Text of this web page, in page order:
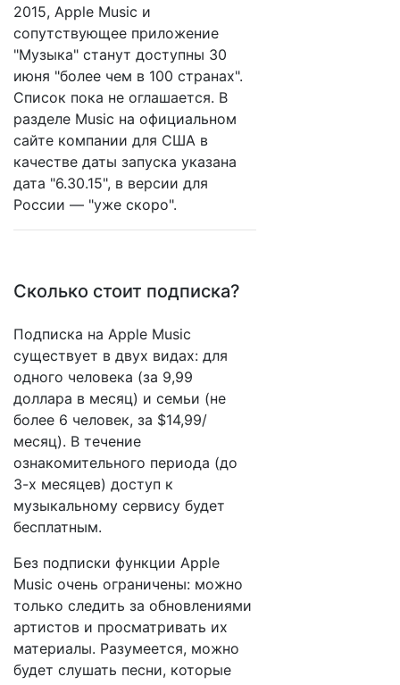
2015, Apple Music и
сопутствующее приложение
"Музыка" станут доступны 30
июня "более чем в 100 странах".
Список пока не оглашается. В
разделе Music на официальном
сайте компании для США в
качестве даты запуска указана
дата "6.30.15", в версии для
России — "уже скоро".
Сколько стоит подписка?
Подписка на Apple Music
существует в двух видах: для
одного человека (за 9,99
доллара в месяц) и семьи (не
более 6 человек, за $14,99/
месяц). В течение
ознакомительного периода (до
3-х месяцев) доступ к
музыкальному сервису будет
бесплатным.
Без подписки функции Apple
Music очень ограничены: можно
только следить за обновлениями
артистов и просматривать их
материалы. Разумеется, можно
будет слушать песни, которые